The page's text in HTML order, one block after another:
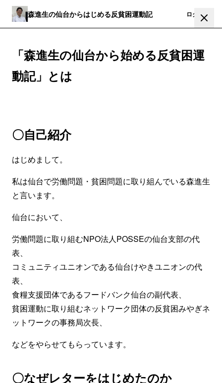
森進生の仙台からはじめる反貧困運動記 ログイン
「森進生の仙台から始める反貧困運
動記」とは
〇自己紹介
はじめまして。
私は仙台で労働問題・貧困問題に取り組んでいる森進生
と言います。
仙台において、
労働問題に取り組むNPO法人POSSEの仙台支部の代
表、
コミュニティユニオンである仙台けやきユニオンの代
表、
食糧支援団体であるフードバンク仙台の副代表、
貧困運動に取り組むネットワーク団体の反貧困みやぎネ
ットワークの事務局次長、
などをやらせてもらっています。
〇なぜレターをはじめたのか